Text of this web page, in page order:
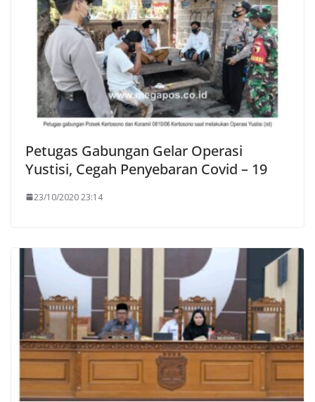
Petugas Gabungan Gelar Operasi
Yustisi, Cegah Penyebaran Covid – 19
23/10/2020 23:14